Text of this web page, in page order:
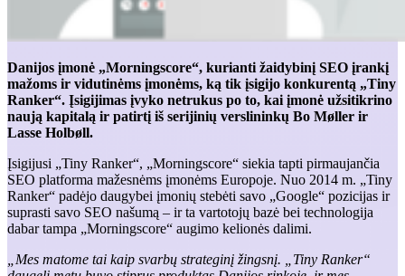
Danijos įmonė „Morningscore“, kurianti žaidybinį SEO įrankį
mažoms ir vidutinėms įmonėms, ką tik įsigijo konkurentą „Tiny
Ranker“. Įsigijimas įvyko netrukus po to, kai įmonė užsitikrino
naują kapitalą ir patirtį iš serijinių verslininkų Bo Møller ir
Lasse Holbøll.
Įsigijusi „Tiny Ranker“, „Morningscore“ siekia tapti pirmaujančia
SEO platforma mažesnėms įmonėms Europoje. Nuo 2014 m. „Tiny
Ranker“ padėjo daugybei įmonių stebėti savo „Google“ pozicijas ir
suprasti savo SEO našumą – ir ta vartotojų bazė bei technologija
dabar tampa „Morningscore“ augimo kelionės dalimi.
„Mes matome tai kaip svarbų strateginį žingsnį. „Tiny Ranker“